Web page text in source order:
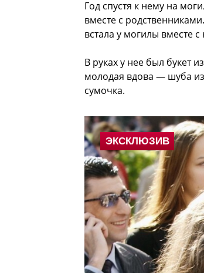
Год спустя к нему на
вместе с
встала у могилы вместе
В руках у нее был букет
молодая вдова — шуба
сумочка.